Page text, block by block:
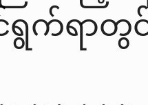
င်ရွက်ရာတွ